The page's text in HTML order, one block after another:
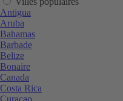
Antigua
Aruba
Bahamas
Barbade
Belize
Bonaire
Canada
Costa Rica
Curaçao